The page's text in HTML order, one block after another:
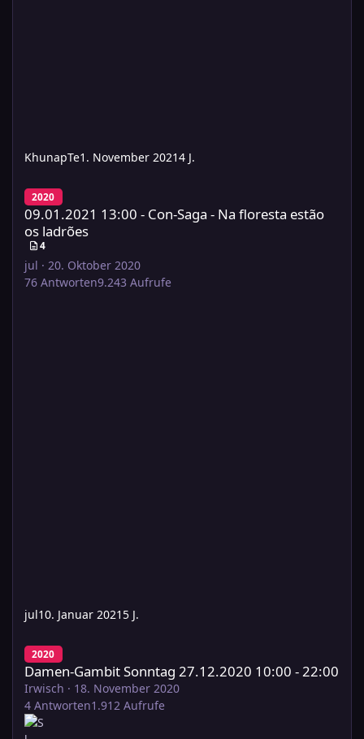
KhunapTe1. November 20214 J.
09.01.2021 13:00 - Con-Saga - Na floresta estão os ladrões
2020
09.01.2021 13:00 - Con-Saga - Na floresta estão
os ladrões
4
jul · 20. Oktober 2020
76 Antworten9.243 Aufrufe
jul10. Januar 2021 5 J.
Damen-Gambit Sonntag 27.12.2020 10:00 - 22:00
2020
Damen-Gambit Sonntag 27.12.2020 10:00 - 22:00
Irwisch · 18. November 2020
4 Antworten1.912 Aufrufe